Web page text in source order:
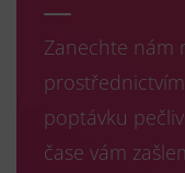
Zanechte nám
poptávku
čase vám